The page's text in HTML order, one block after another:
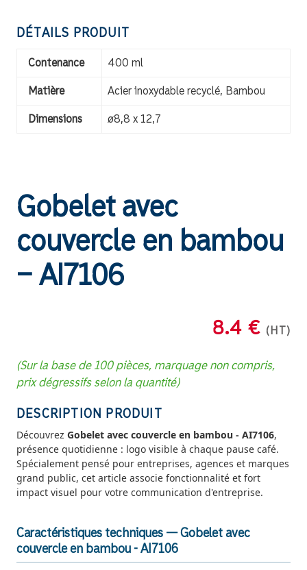
DÉTAILS PRODUIT
Contenance 400 ml
Matière Acier inoxydable recyclé, Bambou
Dimensions ø8,8 x 12,7
Gobelet avec
couvercle en bambou
– AI7106
8.4 € (HT)
(Sur la base de 100 pièces, marquage non compris,
prix dégressifs selon la quantité)
DESCRIPTION PRODUIT
Découvrez Gobelet avec couvercle en bambou - AI7106,
présence quotidienne : logo visible à chaque pause café.
Spécialement pensé pour entreprises, agences et marques
grand public, cet article associe fonctionnalité et fort
impact visuel pour votre communication d'entreprise.
Caractéristiques techniques — Gobelet avec
couvercle en bambou - AI7106